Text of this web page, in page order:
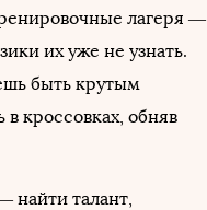
лагеря —
их уже не узнать.
быть крутым
кроссовках, обняв
найти талант,